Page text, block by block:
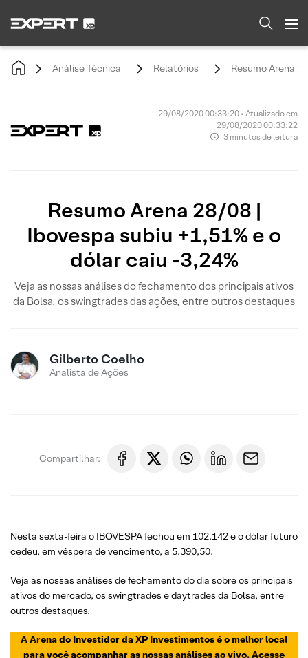
Análise Técnica Relatórios Resumo Arena
29/08/2020 00:33:20 • Atualizado em
29/08/2020 00:33:22
3 minutos de leitura
Resumo Arena 28/08 |
Ibovespa subiu +1,51% e o
dólar caiu -3,24%
Veja as nossas análises do fechamento dos principais ativos
da Bolsa, os swingtrades das ações, entre outros destaques
Gilberto Coelho
Analista de Ações
Compartilhar:
Nesta sexta-feira o IBOVESPA fechou em 102.142 e o dólar futuro
cedeu, em véspera de vencimento, a 5.390,50.
Veja as nossas análises de fechamento do dia sobre os principais
ativos do mercado, os swingtrades e daytrades da Bolsa, entre
outros destaques.
A Arena do Investidor da XP Investimentos é o melhor local
para você acompanhar as nossas análises ao vivo. Acesse